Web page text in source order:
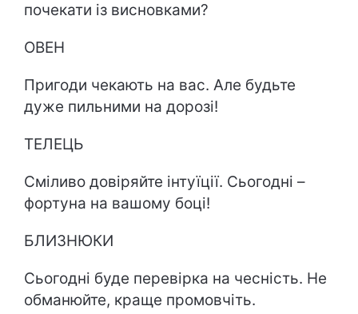
почекати із висновками?
ОВЕН
Пригоди чекають на вас. Але будьте
дуже пильними на дорозі!
ТЕЛЕЦЬ
Сміливо довіряйте інтуїції. Сьогодні –
фортуна на вашому боці!
БЛИЗНЮКИ
Сьогодні буде перевірка на чесність. Не
обманюйте, краще промовчіть.